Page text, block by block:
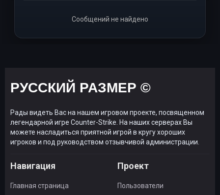
Сообщений не найдено
РУССКИЙ РАЗМЕР ©
Рады видеть Вас на нашем игровом проекте, посвященном
легендарной игре Counter-Strike. На наших серверах Вы
можете насладиться приятной игрой в кругу хороших
игроков и под руководством отзывчивой администрации.
Навигация
Главная страница
Проект
Пользователи